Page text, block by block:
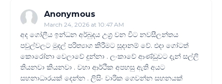
Anonymous
March 24, 2026 at 10:47 AM
අද ගෝලීය ඉන්ධන අර්බුදය උග්‍ර වන විට නවසීලන්තය
පවුල්වලට මුදල් පරිත්‍යාග කිරීමට සූදානම් වේ. එදා ගෝටත්
කොරෝනා වෙලාවේ දුන්නා . ලංකාවේ ආණ්ඩුවට දැන් සල්ලි
තියනවා කියනවා . වහා ආර්ථික අපහසු ඇති අයට
සහනාධාරයක් දෙන්න . ලිසිං වාරික ගෙවන්න සහනයක්